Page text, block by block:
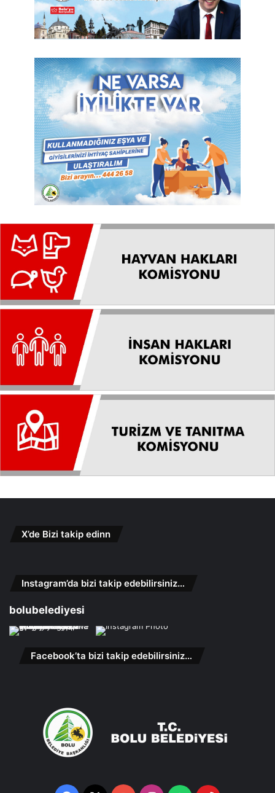
X’de Bizi takip edinn
Instagram’da bizi takip edebilirsiniz…
bolubelediyesi
Facebook’ta bizi takip edebilirsiniz…